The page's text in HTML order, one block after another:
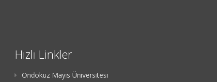
Hızlı Linkler
Ondokuz Mayıs Üniversitesi